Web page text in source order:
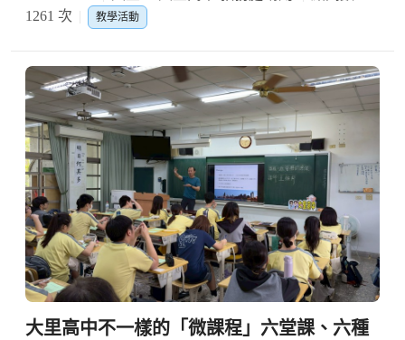
1261 次
教學活動
大里高中不一樣的「微課程」六堂課、六種